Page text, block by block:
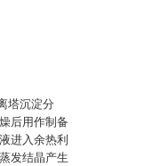
塔沉淀分
后用作制备
进入余热利
发结晶产生